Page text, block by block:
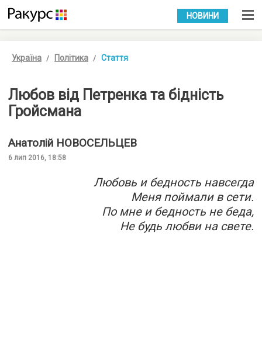
УКР РУС
НОВИНИ
Україна Політика Стаття
Любов від Петренка та бідність
Гройсмана
Анатолій НОВОСЕЛЬЦЕВ
6 лип 2016, 18:58
Любовь и бедность навсегда
Меня поймали в сети.
По мне и бедность не беда,
Не будь любви на свете.